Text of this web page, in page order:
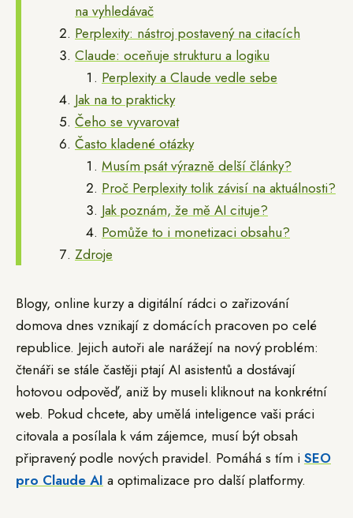
na vyhledávač
Perplexity: nástroj postavený na citacích
Claude: oceňuje strukturu a logiku
Perplexity a Claude vedle sebe
Jak na to prakticky
Čeho se vyvarovat
Často kladené otázky
Musím psát výrazně delší články?
Proč Perplexity tolik závisí na aktuálnosti?
Jak poznám, že mě AI cituje?
Pomůže to i monetizaci obsahu?
Zdroje
Blogy, online kurzy a digitální rádci o zařizování
domova dnes vznikají z domácích pracoven po celé
republice. Jejich autoři ale narážejí na nový problém:
čtenáři se stále častěji ptají AI asistentů a dostávají
hotovou odpověď, aniž by museli kliknout na konkrétní
web. Pokud chcete, aby umělá inteligence vaši práci
citovala a posílala k vám zájemce, musí být obsah
připravený podle nových pravidel. Pomáhá s tím i SEO
pro Claude AI a optimalizace pro další platformy.